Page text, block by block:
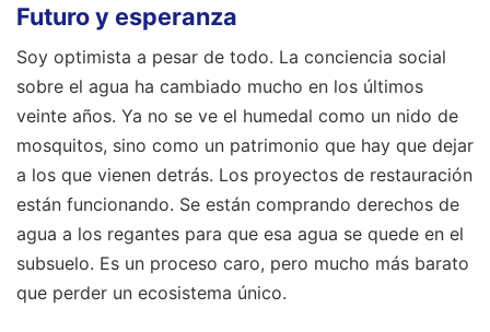
Futuro y esperanza
Soy optimista a pesar de todo. La conciencia social
sobre el agua ha cambiado mucho en los últimos
veinte años. Ya no se ve el humedal como un nido de
mosquitos, sino como un patrimonio que hay que dejar
a los que vienen detrás. Los proyectos de restauración
están funcionando. Se están comprando derechos de
agua a los regantes para que esa agua se quede en el
subsuelo. Es un proceso caro, pero mucho más barato
que perder un ecosistema único.